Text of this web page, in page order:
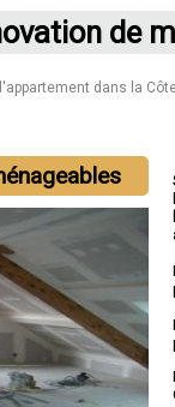
de
dans la